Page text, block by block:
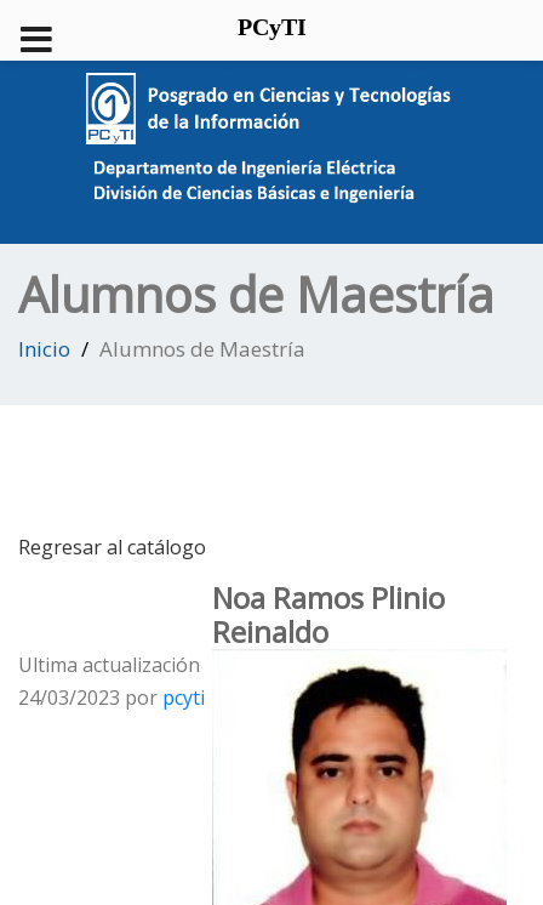
Alumnos de Maestría
Inicio Alumnos de Maestría
Regresar al catálogo
Noa Ramos Plinio
Reinaldo
Ultima actualización
24/03/2023 por pcyti
PCyTI